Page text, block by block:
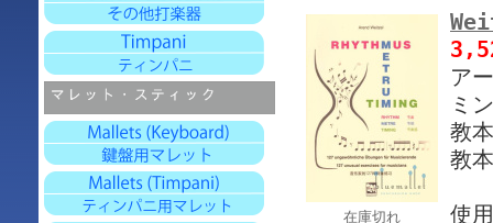
在庫切れ
ア
ミ
教
教
使